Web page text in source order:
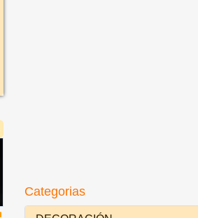
Categorias